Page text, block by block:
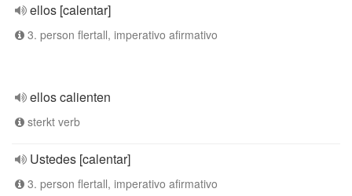
ellos [calentar]
3. person flertall, imperativo afirmativo
ellos calienten
sterkt verb
Ustedes [calentar]
3. person flertall, imperativo afirmativo